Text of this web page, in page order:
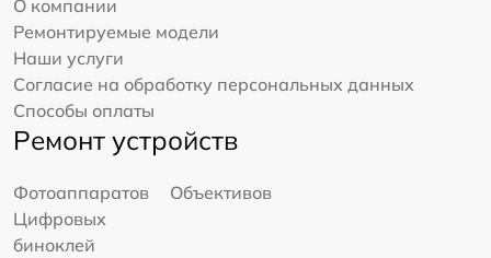
О компании
Ремонтируемые модели
Наши услуги
Согласие на обработку персональных данных
Способы оплаты
Ремонт устройств
Фотоаппаратов
Объективов
Цифровых
биноклей